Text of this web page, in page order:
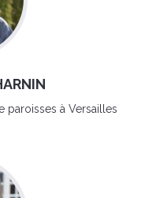
paroisses à Versailles